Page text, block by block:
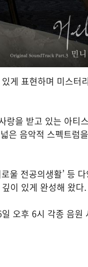
게 표현하며 미스터
랑을 받고 있는 아티
은 음악적 스펙트럼
울 전공의생활’ 등
이 있게 완성해 왔다.
오후 6시 각종 음원